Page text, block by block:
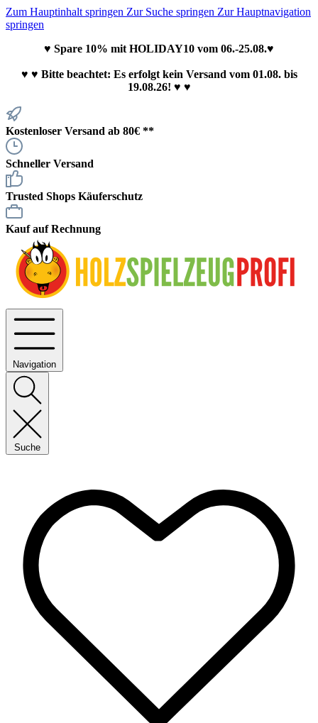
Zum Hauptinhalt springen Zur Suche springen Zur Hauptnavigation
springen
♥ Spare 10% mit HOLIDAY10 vom 06.-25.08.♥
♥ ♥ Bitte beachtet: Es erfolgt kein Versand vom 01.08. bis
19.08.26! ♥ ♥
Kostenloser Versand ab 80€ **
Schneller Versand
Trusted Shops Käuferschutz
Kauf auf Rechnung
Navigation
Suche